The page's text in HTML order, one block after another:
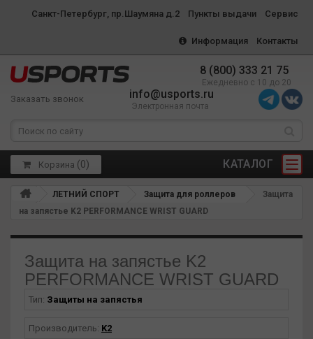
Санкт-Петербург, пр.Шаумяна д.2 Пункты выдачи Сервис
Информация Контакты
8 (800) 333 21 75
Ежедневно с 10 до 20
Заказать звонок info@usports.ru
Электронная почта
КАТАЛОГ
Корзина (0)
ЛЕТНИЙ СПОРТ Защита для роллеров
Защита
на запястье K2 PERFORMANCE WRIST GUARD
Защита на запястье K2
PERFORMANCE WRIST GUARD
Тип: Защиты на запястья
Производитель: K2